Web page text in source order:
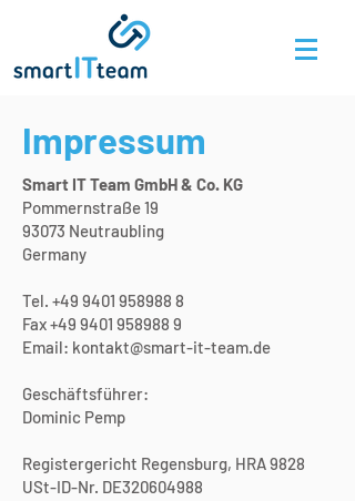
Impressum
Smart IT Team GmbH & Co. KG
Pommernstraße 19
93073 Neutraubling
Germany
Tel. +49 9401 958988 8
Fax +49 9401 958988 9
Email: kontakt@smart-it-team.de
​Geschäftsführer:
Dominic Pemp
Registergericht Regensburg, HRA 9828
USt-ID-Nr. DE320604988